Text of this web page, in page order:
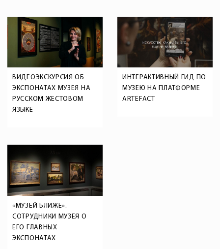
ВИДЕОЭКСКУРСИЯ ОБ
ЭКСПОНАТАХ МУЗЕЯ НА
РУССКОМ ЖЕСТОВОМ
ЯЗЫКЕ
ИНТЕРАКТИВНЫЙ ГИД ПО
МУЗЕЮ НА ПЛАТФОРМЕ
ARTEFACT
«МУЗЕЙ БЛИЖЕ».
СОТРУДНИКИ МУЗЕЯ О
ЕГО ГЛАВНЫХ
ЭКСПОНАТАХ